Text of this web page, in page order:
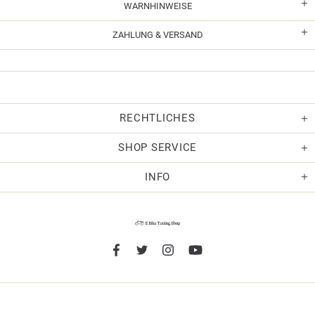
WARNHINWEISE
ZAHLUNG & VERSAND
RECHTLICHES
SHOP SERVICE
INFO